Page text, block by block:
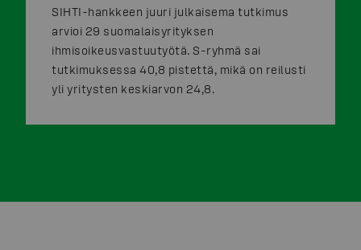
SIHTI-hankkeen juuri julkaisema tutkimus
arvioi 29 suomalaisyrityksen
ihmisoikeusvastuutyötä. S-ryhmä sai
tutkimuksessa 40,8 pistettä, mikä on reilusti
yli yritysten keskiarvon 24,8.